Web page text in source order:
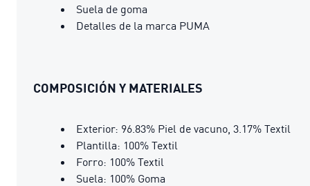
Suela de goma
Detalles de la marca PUMA
COMPOSICIÓN Y MATERIALES
Exterior: 96.83% Piel de vacuno, 3.17% Textil
Plantilla: 100% Textil
Forro: 100% Textil
Suela: 100% Goma